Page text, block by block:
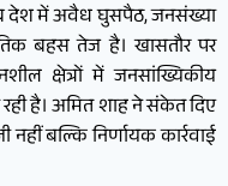
देश में अवैध घुसपैठ, जनसंख्या
बहस तेज है। खासतौर पर
क्षेत्रों में जनसांख्यिकीय
है। अमित शाह ने संकेत दिए
बल्कि निर्णायक कार्रवाई